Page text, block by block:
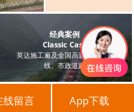
经典案例
Classic Case
英达施工遍及全国高速、国省干
线、市政道路
线留言 App下载